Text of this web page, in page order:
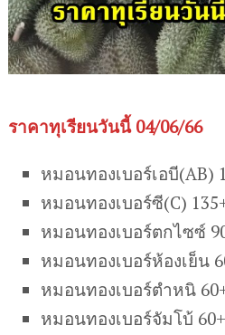
ราคาทุเรียนวันนี้ 04/06/66
หมอนทองเบอร์เอบี(AB)
หมอนทองเบอร์ซี(C)
หมอนทองเบอร์ตกไซซ์
หมอนทองเบอร์ห้องเย็น
หมอนทองเบอร์ตำหนิ
หมอนทองเบอร์จัมโบ้